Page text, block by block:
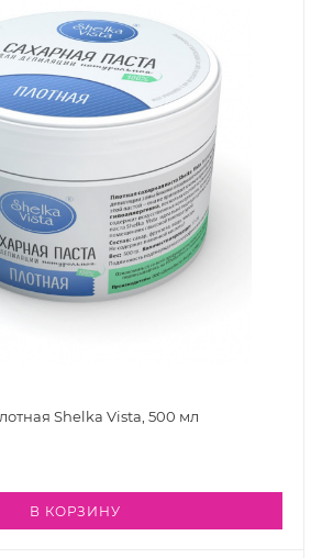
Сахарная паста плотная Shelka Vista, 500 мл
В КОРЗИНУ